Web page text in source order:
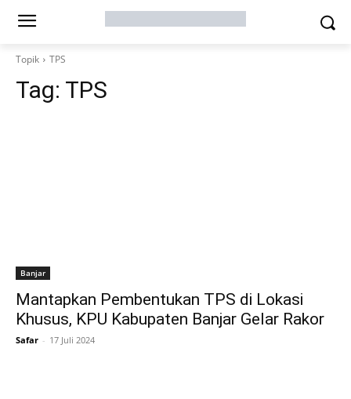
Topik TPS
Tag: TPS
Banjar
Mantapkan Pembentukan TPS di Lokasi
Khusus, KPU Kabupaten Banjar Gelar Rakor
Safar - 17 Juli 2024